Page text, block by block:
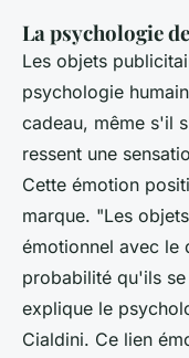
La psychologie
Les objets
psychologie
cadeau, même s'il
ressent une
Cette émotion
marque. "Les
émotionnel avec le
probabilité qu'ils
explique le
Cialdini. Ce lien